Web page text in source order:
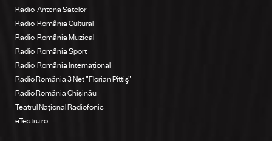
Radio Antena Satelor
Radio România Cultural
Radio România Muzical
Radio România Sport
Radio România Internațional
Radio România 3 Net "Florian Pittiş"
Radio România Chișinău
Teatrul Național Radiofonic
eTeatru.ro